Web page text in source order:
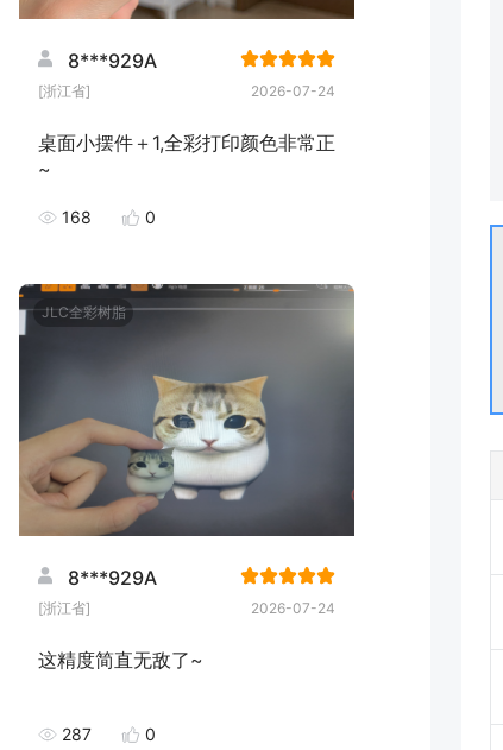
8***929A
[浙江省] 2026-07-24
桌面小摆件＋1,全彩打印颜色非常正
~
168 0
JLC全彩树脂
8***929A
[浙江省] 2026-07-24
这精度简直无敌了~
287 0